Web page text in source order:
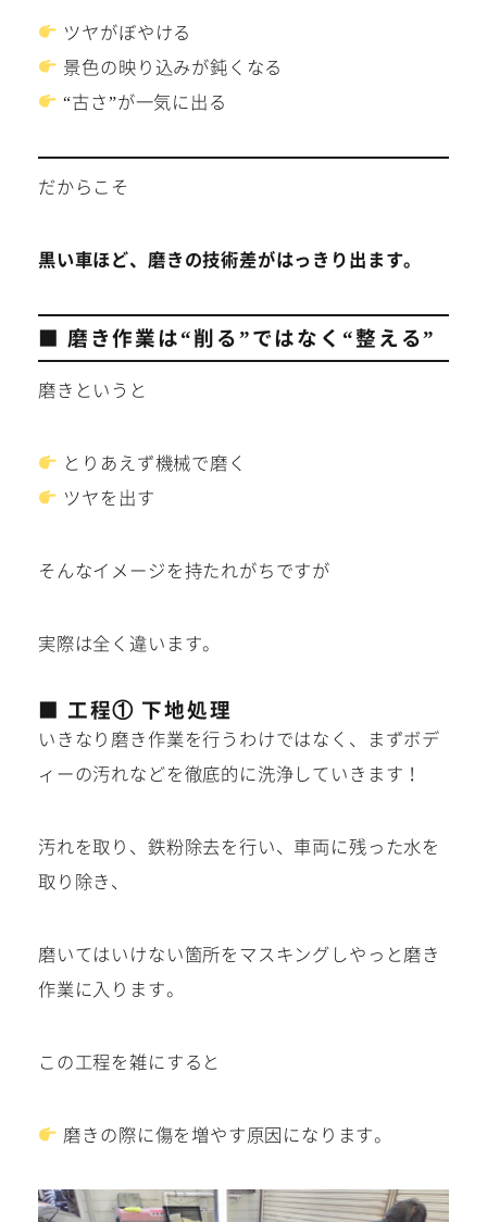
ツヤがぼやける
景色の映り込みが鈍くなる
“古さ”が一気に出る
だからこそ
黒い車ほど、磨きの技術差がはっきり出ます。
■ 磨き作業は“削る”ではなく“整える”
磨きというと
とりあえず機械で磨く
ツヤを出す
そんなイメージを持たれがちですが
実際は全く違います。
■ 工程① 下地処理
いきなり磨き作業を行うわけではなく、まずボデ
ィーの汚れなどを徹底的に洗浄していきます！
汚れを取り、鉄粉除去を行い、車両に残った水を
取り除き、
磨いてはいけない箇所をマスキングしやっと磨き
作業に入ります。
この工程を雑にすると
磨きの際に傷を増やす原因になります。